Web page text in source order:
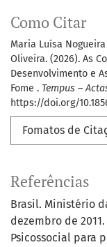
Como Citar
Maria Luísa
Oliveira. (2026). As
Desenvolvimento e
Fome . Tempus –
https://doi.org/
Fomatos de
Referências
Brasil. Ministério
dezembro de
Psicossocial para